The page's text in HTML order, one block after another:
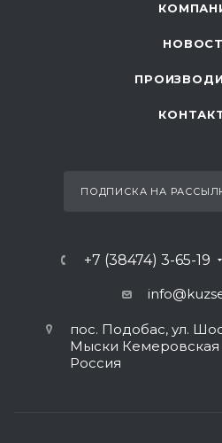
ПОДПИСКА НА
+7 (38474) 3-65-19
пос. Подобас, ул.
Мыски Кемеровская
Россия